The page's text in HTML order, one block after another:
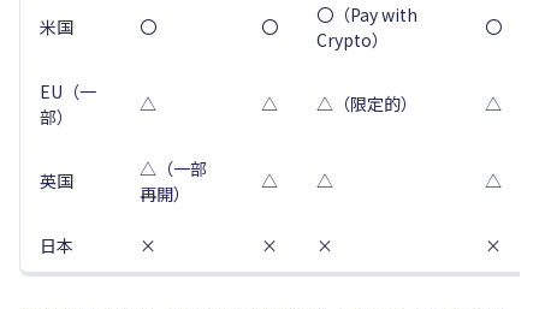
米国 〇 〇
〇（Pay with
Crypto）
〇
EU（一
部）
△ △ △（限定的） △
英国
△（一部
再開）
△ △ △
日本 × × × ×